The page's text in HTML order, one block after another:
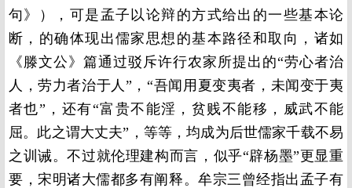
句》），可是孟子以论辩的方式给出的一些基本论
断，的确体现出儒家思想的基本路径和取向，诸如
《滕文公》篇通过驳斥许行农家所提出的“劳心者治
人，劳力者治于人”，“吾闻用夏变夷者，未闻变于夷
者也”，还有“富贵不能淫，贫贱不能移，威武不能
屈。此之谓大丈夫”，等等，均成为后世儒家千载不易
之训诫。不过就伦理建构而言，似乎“辟杨墨”更显重
要，宋明诸大儒都多有阐释。牟宗三曾经指出孟子有